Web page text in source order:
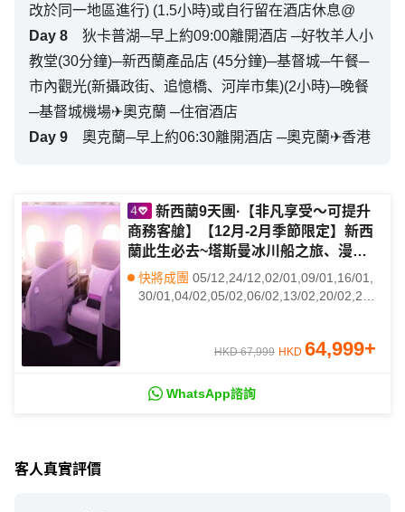
改於同一地區進行) (1.5小時)或自行留在酒店休息@
Day 8
狄卡普湖─早上約09:00離開酒店 ─好牧羊人小
教堂(30分鐘)─新西蘭產品店 (45分鐘)─基督城─午餐─
市內觀光(新攝政街、追憶橋、河岸市集)(2小時)─晚餐
─基督城機場✈奧克蘭 ─住宿酒店
Day 9 奧克蘭─早上約06:30離開酒店 ─奧克蘭✈香港
新西蘭9天團·【非凡享受～可提升
商務客艙】【12月-2月季節限定】新西
蘭此生必去~塔斯曼冰川船之旅、漫步
夢幻紫色花海 、 Jackson果園現摘水
果、美福灣限定包遊、銀河觀星之旅、
快將成團 05/12,24/12,02/01,09/01,16/01,
30/01,04/02,05/02,06/02,13/02,20/02,27/
HKD 67,999 HKD 64,999+
WhatsApp諮詢
客人真實評價